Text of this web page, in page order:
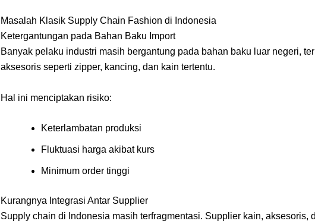
Masalah Klasik Supply Chain Fashion di Indonesia
Ketergantungan pada Bahan Baku Import
Banyak pelaku industri masih bergantung pada bahan baku luar negeri,
aksesoris seperti zipper, kancing, dan kain tertentu.
Hal ini menciptakan risiko:
Keterlambatan produksi
Fluktuasi harga akibat kurs
Minimum order tinggi
Kurangnya Integrasi Antar Supplier
Supply chain di Indonesia masih terfragmentasi. Supplier kain, aksesoris,